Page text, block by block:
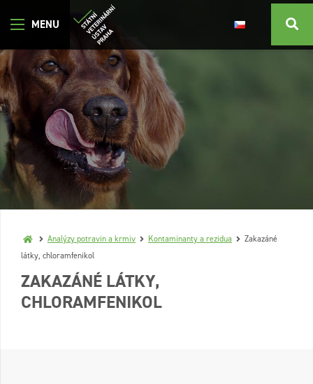
Analýzy potravin a krmiv Kontaminanty a rezidua
Zakazáné
látky, chloramfenikol
ZAKAZÁNÉ LÁTKY,
CHLORAMFENIKOL